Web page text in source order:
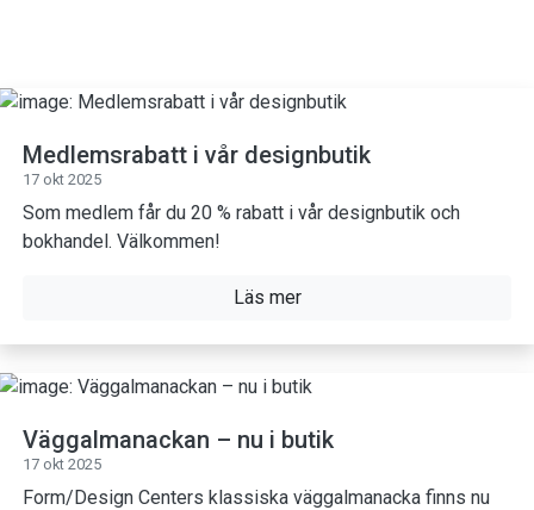
Medlemsrabatt i vår designbutik
17 okt 2025
Som medlem får du 20 % rabatt i vår designbutik och
bokhandel. Välkommen!
Läs mer
Väggalmanackan – nu i butik
17 okt 2025
Form/Design Centers klassiska väggalmanacka finns nu